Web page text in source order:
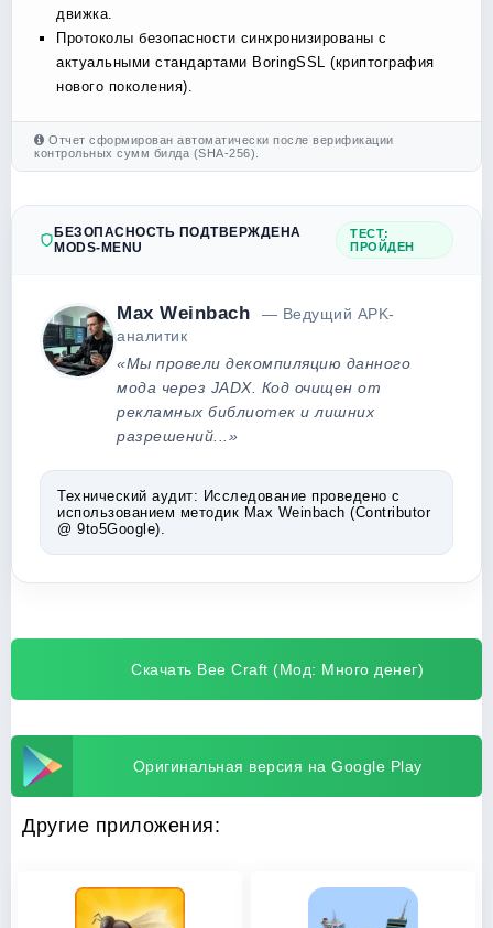
движка.
Протоколы безопасности синхронизированы с
актуальными стандартами BoringSSL (криптография
нового поколения).
Отчет сформирован автоматически после верификации
контрольных сумм билда (SHA-256).
БЕЗОПАСНОСТЬ ПОДТВЕРЖДЕНА
MODS-MENU
ТЕСТ:
ПРОЙДЕН
Max Weinbach
— Ведущий APK-
аналитик
«Мы провели декомпиляцию данного
мода через JADX. Код очищен от
рекламных библиотек и лишних
разрешений...»
Технический аудит: Исследование проведено с
использованием методик Max Weinbach (Contributor
@ 9to5Google).
Скачать Bee Craft (Мод: Много денег)
Оригинальная версия на Google Play
Другие приложения: